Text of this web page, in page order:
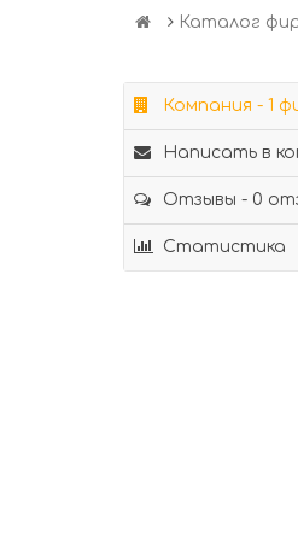
Каталог
Компания - 1
Написать в
Отзывы - 0
Статистика